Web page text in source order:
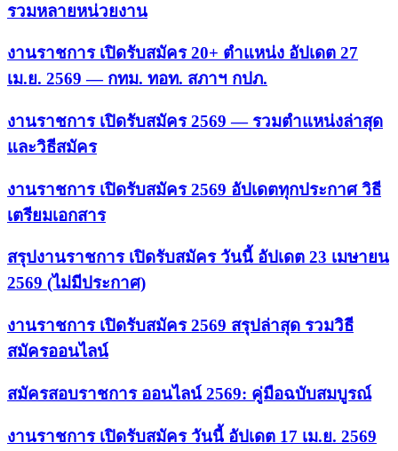
รวมหลายหน่วยงาน
งานราชการ เปิดรับสมัคร 20+ ตำแหน่ง อัปเดต 27
เม.ย. 2569 — กทม. ทอท. สภาฯ กปภ.
งานราชการ เปิดรับสมัคร 2569 — รวมตำแหน่งล่าสุด
และวิธีสมัคร
งานราชการ เปิดรับสมัคร 2569 อัปเดตทุกประกาศ วิธี
เตรียมเอกสาร
สรุปงานราชการ เปิดรับสมัคร วันนี้ อัปเดต 23 เมษายน
2569 (ไม่มีประกาศ)
งานราชการ เปิดรับสมัคร 2569 สรุปล่าสุด รวมวิธี
สมัครออนไลน์
สมัครสอบราชการ ออนไลน์ 2569: คู่มือฉบับสมบูรณ์
งานราชการ เปิดรับสมัคร วันนี้ อัปเดต 17 เม.ย. 2569